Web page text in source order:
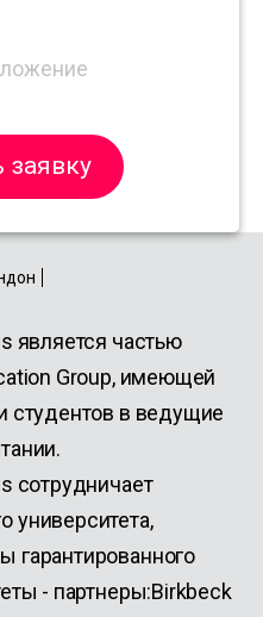
заявку
является частью
Group, имеющей
студентов в ведущие
сотрудничает
университета,
гарантированного
- партнеры:Birkbeck